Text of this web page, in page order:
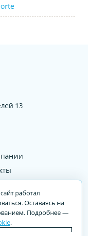
13
Полное или частичное
разрешения —
работал
Оставаясь на
Подробнее —
.